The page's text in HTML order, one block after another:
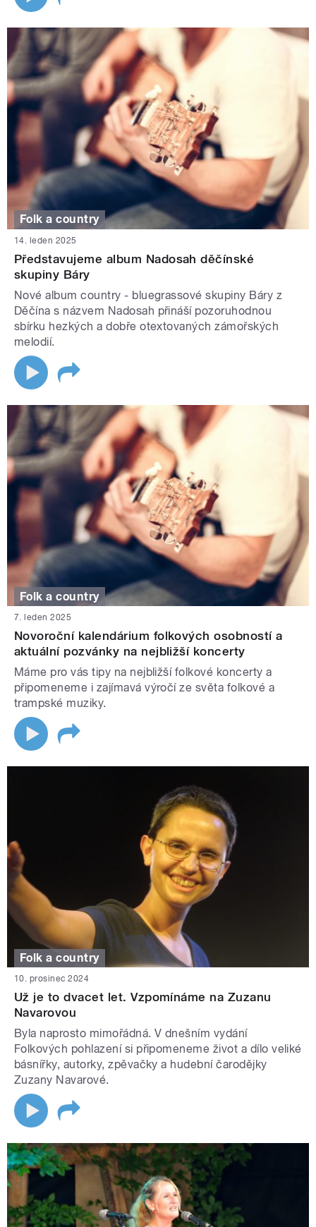
Folk a country
14. leden 2025
Představujeme album Nadosah děčínské
skupiny Báry
Nové album country - bluegrassové skupiny Báry z
Děčína s názvem Nadosah přináší pozoruhodnou
sbírku hezkých a dobře otextovaných zámořských
melodií.
Folk a country
7. leden 2025
Novoroční kalendárium folkových osobností a
aktuální pozvánky na nejbližší koncerty
Máme pro vás tipy na nejbližší folkové koncerty a
připomeneme i zajímavá výročí ze světa folkové a
trampské muziky.
Folk a country
10. prosinec 2024
Už je to dvacet let. Vzpomínáme na Zuzanu
Navarovou
Byla naprosto mimořádná. V dnešním vydání
Folkových pohlazení si připomeneme život a dílo veliké
básnířky, autorky, zpěvačky a hudební čarodějky
Zuzany Navarové.